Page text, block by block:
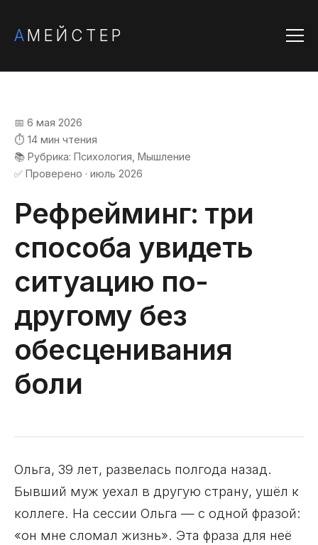
АМЕЙСТЕР
📅 6 мая 2026
⏱️ 14 мин чтения
📚 Рубрика: Психология, Мышление
✅ Проверено · июль 2026
Рефрейминг: три
способа увидеть
ситуацию по-
другому без
обесценивания
боли
Ольга, 39 лет, развелась полгода назад.
Бывший муж уехал в другую страну, ушёл к
коллеге. На сессии Ольга — с одной фразой:
«он мне сломал жизнь». Эта фраза для неё